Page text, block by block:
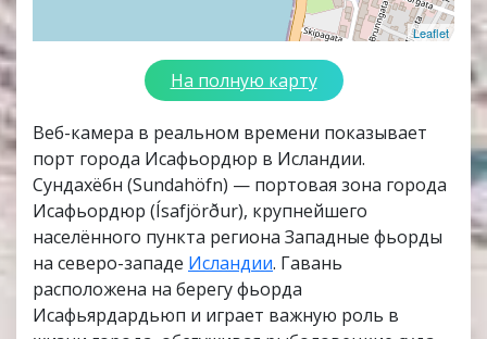
Leaflet
На полную карту
Веб-камера в реальном времени показывает
порт города Исафьордюр в Исландии.
Сундахёбн (Sundahöfn) — портовая зона города
Исафьордюр (Ísafjörður), крупнейшего
населённого пункта региона Западные фьорды
на северо-западе Исландии. Гавань
расположена на берегу фьорда
Исафьярдардьюп и играет важную роль в